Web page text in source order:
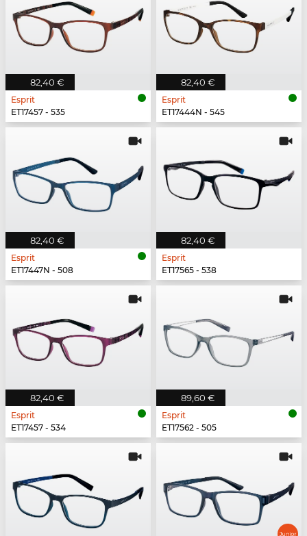
82,40 €
Esprit
ET17457 - 535
82,40 €
Esprit
ET17444N - 545
82,40 €
Esprit
ET17447N - 508
82,40 €
Esprit
ET17565 - 538
82,40 €
Esprit
ET17457 - 534
89,60 €
Esprit
ET17562 - 505